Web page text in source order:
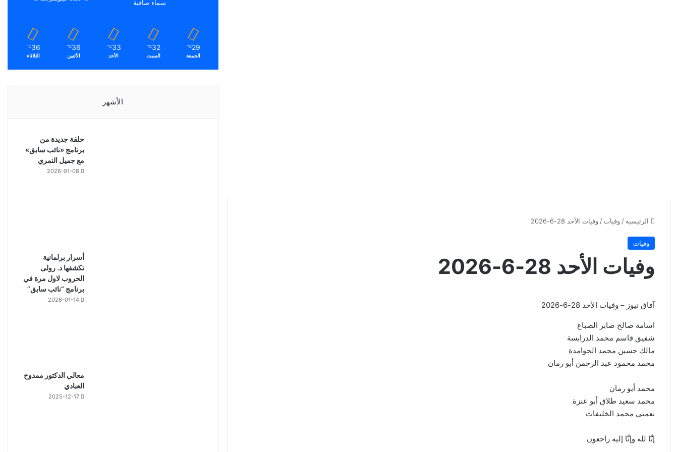
الرئيسية / وفيات / وفيات الأحد 28-6-2026
وفيات
وفيات الأحد 28-6-2026
آفاق نيوز – وفيات الأحد 28-6-2026
اسامة صالح صابر الصباغ
شفيق قاسم محمد الدرابسة
مالك حسين محمد الحوامدة
محمد محمود عبد الرحمن أبو رمان
محمد أبو رمان
محمد سعيد طلاق أبو عنزة
نعمتي محمد الخليفات
إنَّا لله وإنَّا إليه راجعون
سماء صافية
29
℃
الجمعة
32
℃
السبت
33
℃
الأحد
36
℃
الأثنين
36
℃
الثلاثاء
الأشهر
حلقة جديدة من
برنامج «نائب سابق»
مع جميل النمري
2026-01-08
أسرار برلمانية
تكشفها د. رولى
الحروب لاول مرة في
برنامج “نائب سابق”
2026-01-14
معالي الدكتور ممدوح
العبادي
2025-12-17